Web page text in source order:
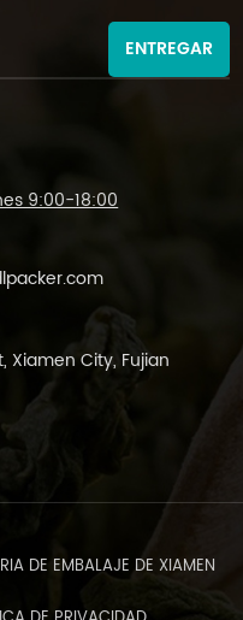
ENTREGAR
9:00-18:00
Xiamen City, Fujian
DE EMBALAJE DE XIAMEN